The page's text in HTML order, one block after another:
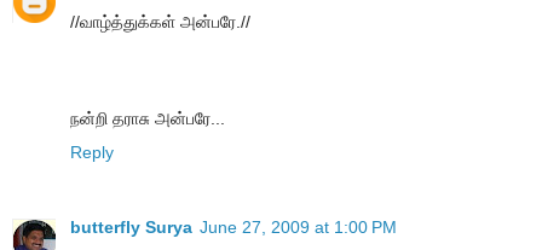
//வாழ்த்துக்கள் அன்பரே.//
நன்றி தராசு அன்பரே...
Reply
butterfly Surya June 27, 2009 at 1:00 PM